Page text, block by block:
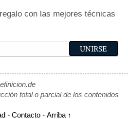
con las mejores técnicas
total o parcial de los contenidos
- Contacto - Arriba ↑